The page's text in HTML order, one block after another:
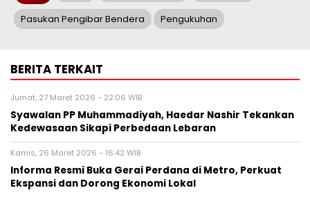
Pasukan Pengibar Bendera Pengukuhan
BERITA TERKAIT
Jumat, 27 Maret 2026 - 22:06 WIB
Syawalan PP Muhammadiyah, Haedar Nashir Tekankan
Kedewasaan Sikapi Perbedaan Lebaran
Kamis, 26 Maret 2026 - 16:42 WIB
Informa Resmi Buka Gerai Perdana di Metro, Perkuat
Ekspansi dan Dorong Ekonomi Lokal